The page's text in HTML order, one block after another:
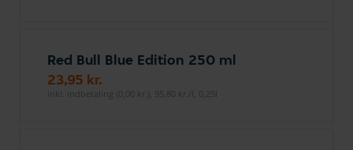
Red Bull Blue Edition 250 ml
23,95 kr.
inkl. indbetaling (0,00 kr.), 95,80 kr./l, 0,25l